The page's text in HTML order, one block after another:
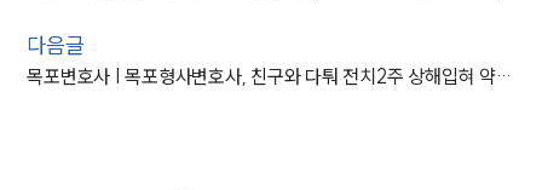
다음글
목포변호사 | 목포형사변호사, 친구와 다퉈 전치2주 상해입혀 약소한 벌금형 방어